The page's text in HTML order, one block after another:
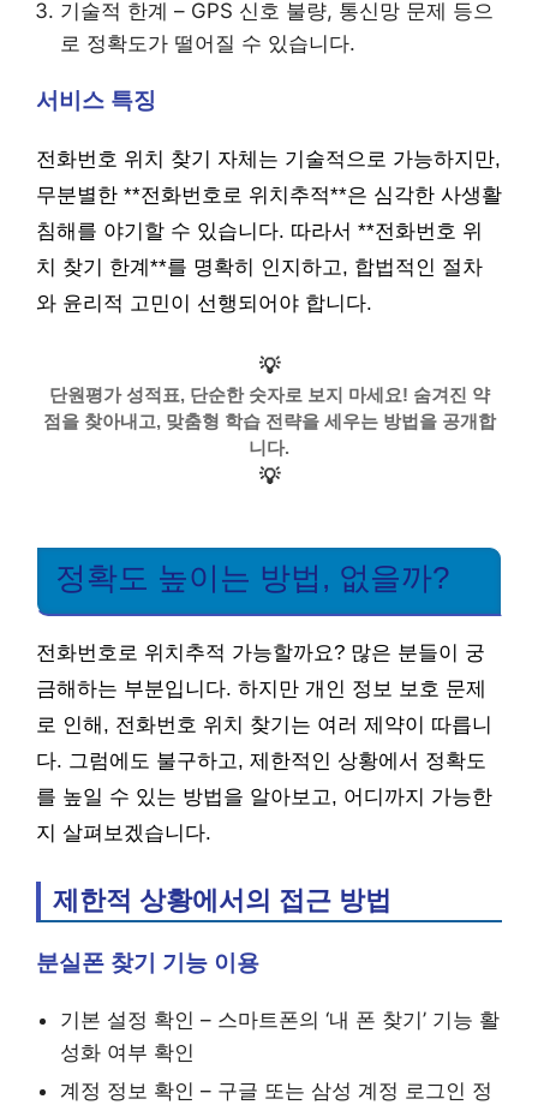
기술적 한계 – GPS 신호 불량, 통신망 문제 등으
로 정확도가 떨어질 수 있습니다.
서비스 특징
전화번호 위치 찾기 자체는 기술적으로 가능하지만,
무분별한 **전화번호로 위치추적**은 심각한 사생활
침해를 야기할 수 있습니다. 따라서 **전화번호 위
치 찾기 한계**를 명확히 인지하고, 합법적인 절차
와 윤리적 고민이 선행되어야 합니다.
💡
단원평가 성적표, 단순한 숫자로 보지 마세요! 숨겨진 약
점을 찾아내고, 맞춤형 학습 전략을 세우는 방법을 공개합
니다.
💡
정확도 높이는 방법, 없을까?
전화번호로 위치추적 가능할까요? 많은 분들이 궁
금해하는 부분입니다. 하지만 개인 정보 보호 문제
로 인해, 전화번호 위치 찾기는 여러 제약이 따릅니
다. 그럼에도 불구하고, 제한적인 상황에서 정확도
를 높일 수 있는 방법을 알아보고, 어디까지 가능한
지 살펴보겠습니다.
제한적 상황에서의 접근 방법
분실폰 찾기 기능 이용
기본 설정 확인 – 스마트폰의 ‘내 폰 찾기’ 기능 활
성화 여부 확인
계정 정보 확인 – 구글 또는 삼성 계정 로그인 정